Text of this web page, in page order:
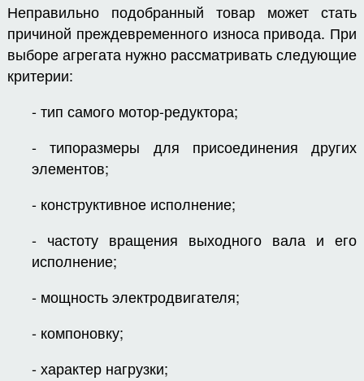
Неправильно подобранный товар может стать
причиной преждевременного износа привода. При
выборе агрегата нужно рассматривать следующие
критерии:
- тип самого мотор-редуктора;
- типоразмеры для присоединения других
элементов;
- конструктивное исполнение;
- частоту вращения выходного вала и его
исполнение;
- мощность электродвигателя;
- компоновку;
- характер нагрузки;